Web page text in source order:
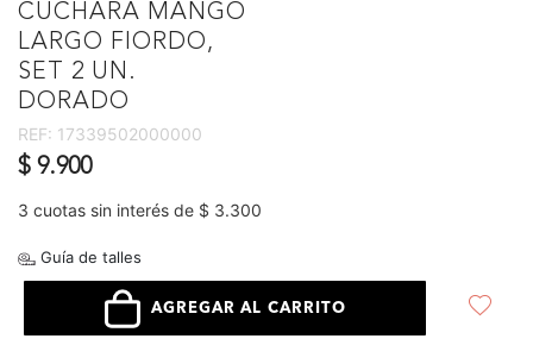
CUCHARA MANGO
LARGO FIORDO,
SET 2 UN.
DORADO
REF: 17339502000000
$ 9.900
3 cuotas sin interés de $ 3.300
Guía de talles
AGREGAR AL CARRITO